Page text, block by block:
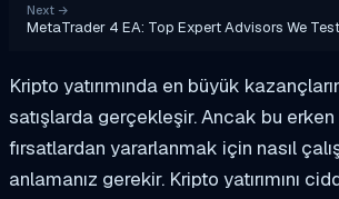
Next →
MetaTrader 4 EA: Top Expert Advisors We
Kripto yatırımında en büyük
satışlarda gerçekleşir. Ancak bu
fırsatlardan yararlanmak için nasıl
anlamanız gerekir. Kripto yatırımını